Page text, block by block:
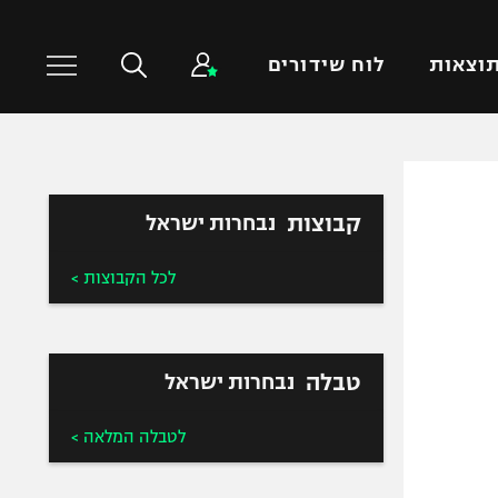
תוצאות לוח שידורים
טניס
ספורט אולימפי
UFC
קבוצות נבחרות ישראל
לכל הקבוצות >
טבלה נבחרות ישראל
לטבלה המלאה >